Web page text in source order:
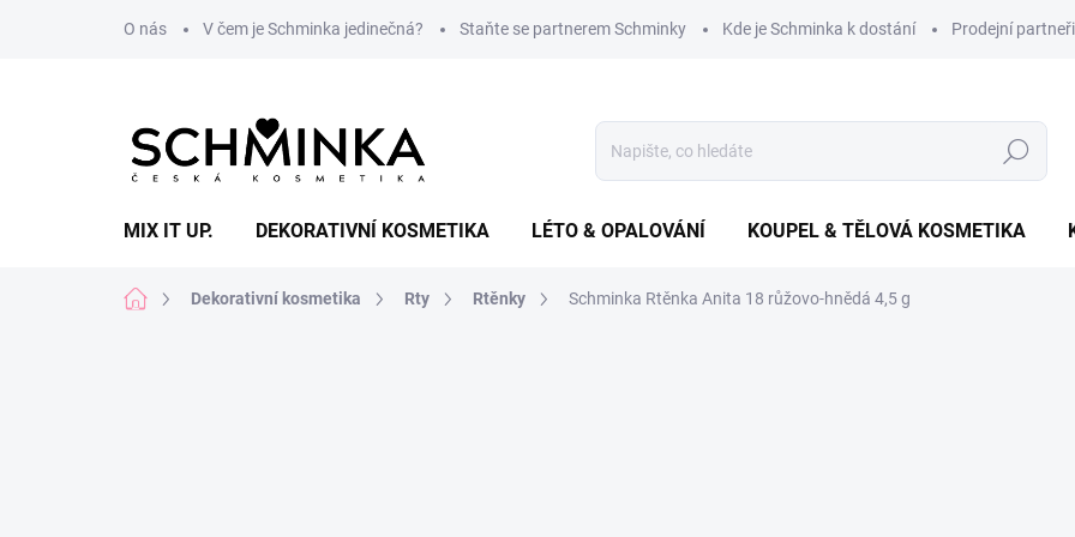
O nás V čem je Schminka jedinečná? Staňte se partnerem Schminky Kde je Schminka k dostání Prodejní partneři
Hledat
MIX IT UP. DEKORATIVNÍ KOSMETIKA LÉTO & OPALOVÁNÍ KOUPEL & TĚLOVÁ KOSMETIKA
Domů Dekorativní kosmetika Rty Rtěnky Schminka Rtěnka Anita 18 růžovo-hnědá 4,5 g